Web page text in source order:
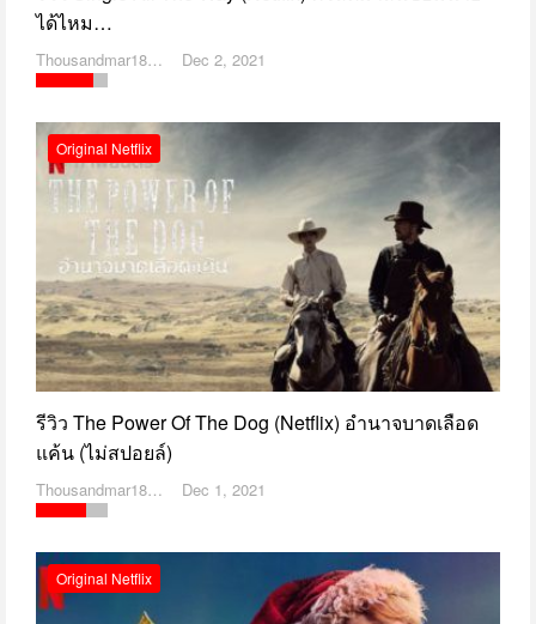
ได้ไหม…
Thousandmar1869 Dec 2, 2021
Original Netflix
รีวิว The Power Of The Dog (Netflix) อำนาจบาดเลือด
แค้น (ไม่สปอยล์)
Thousandmar1869 Dec 1, 2021
Original Netflix